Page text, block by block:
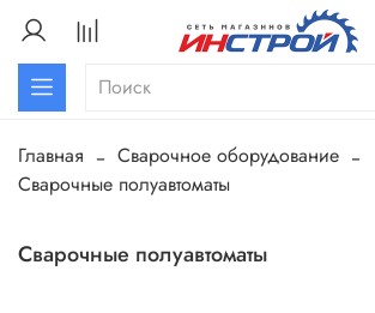
Главная
Сварочное оборудование
Сварочные полуавтоматы
Сварочные полуавтоматы